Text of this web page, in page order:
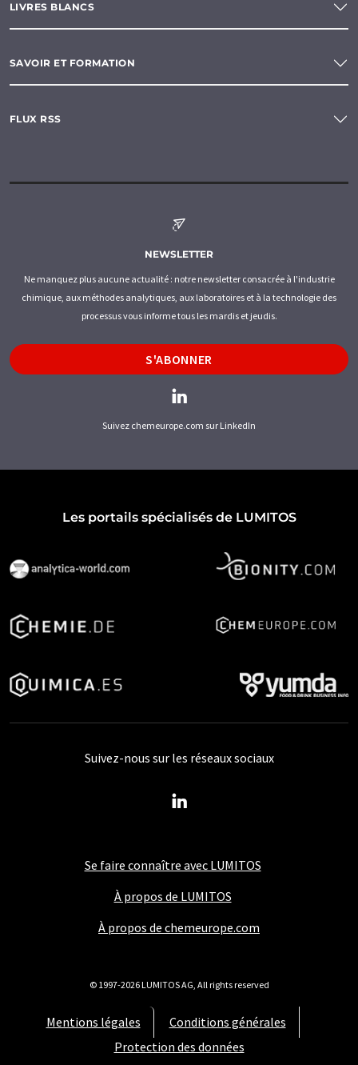
LIVRES BLANCS
SAVOIR ET FORMATION
FLUX RSS
NEWSLETTER
Ne manquez plus aucune actualité : notre newsletter consacrée à l'industrie
chimique, aux méthodes analytiques, aux laboratoires et à la technologie des
processus vous informe tous les mardis et jeudis.
S'ABONNER
Suivez chemeurope.com sur LinkedIn
Les portails spécialisés de LUMITOS
Se faire connaître avec LUMITOS
À propos de LUMITOS
À propos de chemeurope.com
Mentions légales
Conditions générales
Protection des données
Suivez-nous sur les réseaux sociaux
© 1997-2026 LUMITOS AG, All rights reserved